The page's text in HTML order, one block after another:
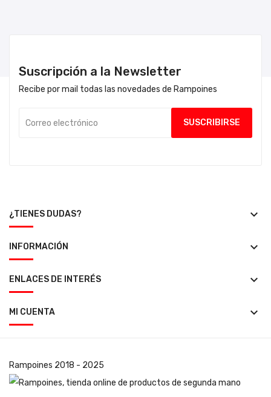
Suscripción a la Newsletter
Recibe por mail todas las novedades de Rampoines
¿TIENES DUDAS? keyboard_arrow_down
INFORMACIÓN keyboard_arrow_down
ENLACES DE INTERÉS keyboard_arrow_down
MI CUENTA keyboard_arrow_down
Rampoines 2018 - 2025